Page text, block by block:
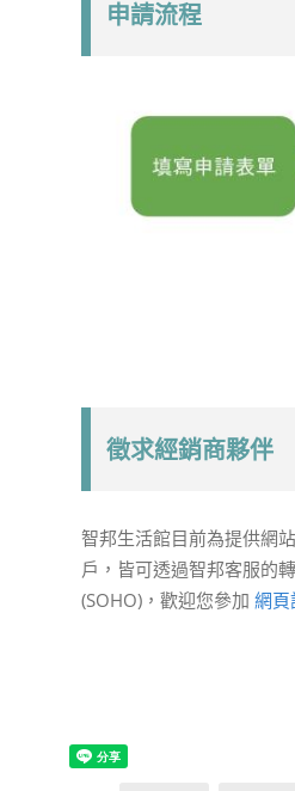
申請流程
徵求經銷商夥伴
智邦生活館目前為提供網
戶，皆可透過智邦客服的
(SOHO)，歡迎您參加 網頁